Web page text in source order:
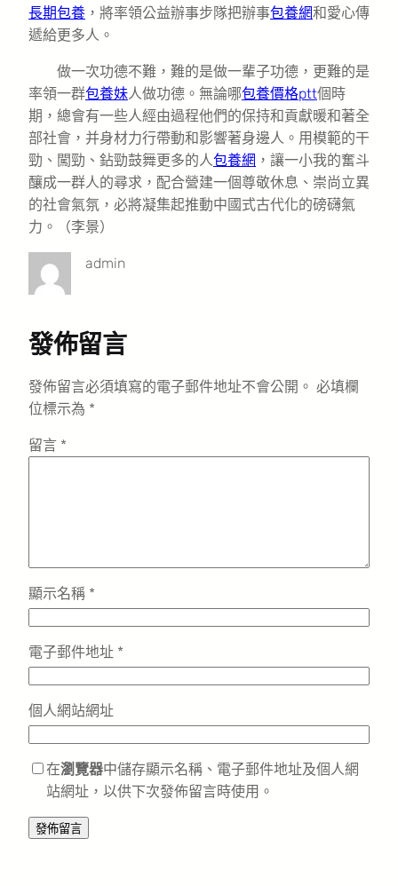
長期包養 ，將率領公益辦事步隊把辦事包養網和愛心傳
遞給更多人。
做一次功德不難，難的是做一輩子功德，更難的是
率領一群包養妹人做功德。無論哪包養價格ptt個時
期，總會有一些人經由過程他們的保持和貢獻暖和著全
部社會，并身材力行帶動和影響著身邊人。用模範的干
勁、闖勁、鉆勁鼓舞更多的人包養網 ，讓一小我的奮斗
釀成一群人的尋求，配合營建一個尊敬休息、崇尚立異
的社會氣氛，必將凝集起推動中國式古代化的磅礴氣
力。（李景）
admin
發佈留言
發佈留言必須填寫的電子郵件地址不會公開。 必填欄
位標示為 *
留言 *
顯示名稱 *
電子郵件地址 *
個人網站網址
在瀏覽器中儲存顯示名稱、電子郵件地址及個人網
站網址，以供下次發佈留言時使用。